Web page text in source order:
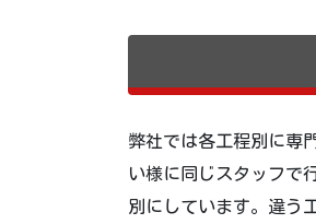
弊社では各工程別に専
い様に同じスタッフで
別にしています。違う